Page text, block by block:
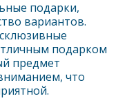
подарки,
вариантов.
подарком
предмет
что